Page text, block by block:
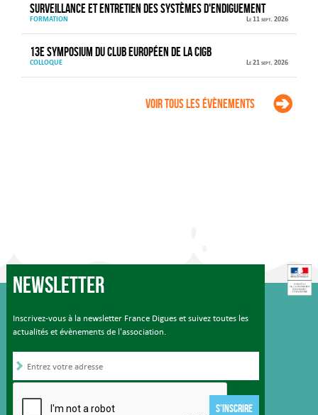
Surveillance et entretien des systèmes d'endiguement
FORMATION Le 11 sept. 2026
13e Symposium du Club européen de la CIGB
COLLOQUE Le 21 sept. 2026
Voir tous les évènements
Newsletter
Inscrivez-vous à la newsletter France Digues et suivez toutes les
actualités et évènements de l'association.
S'INSCRIRE